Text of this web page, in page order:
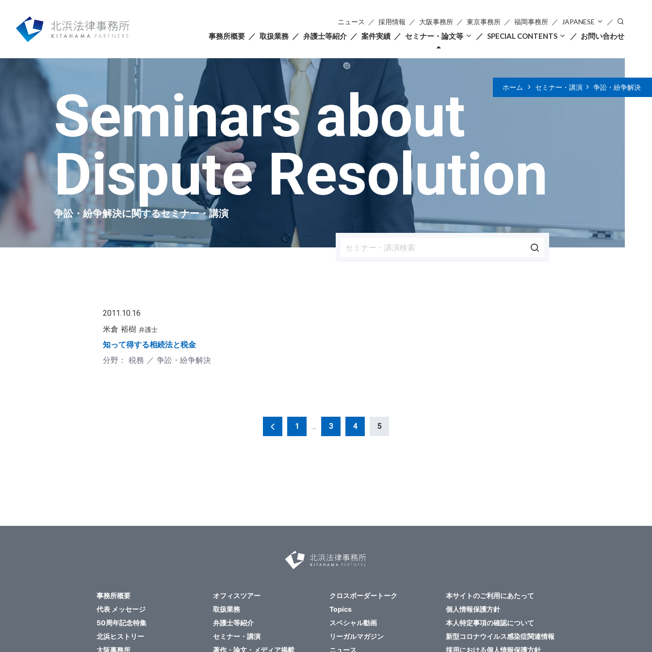
事務所概要 取扱業務 弁護士等紹介 案件実績 セミナー・論文等 SPECIAL CONTENTS お問い合わせ
ニュース 採用情報 大阪事務所 東京事務所 福岡事務所 JAPANESE
ホーム セミナー・講演 争訟・紛争解決
Seminars about
Dispute Resolution
争訟・紛争解決に関するセミナー・講演
2011.10.16
米倉 裕樹 弁護士
知って得する相続法と税金
税務
争訟・紛争解決
1 … 3 4 5
事務所概要
代表 メッセージ
50周年記念特集
北浜ヒストリー
大阪事務所
オフィスツアー
取扱業務
弁護士等紹介
セミナー・講演
著作・論文・メディア掲載
クロスボーダートーク
Topics
スペシャル動画
リーガルマガジン
ニュース
本サイトのご利用にあたって
個人情報保護方針
本人特定事項の確認について
新型コロナウイルス感染症関連情報
採用における個人情報保護方針